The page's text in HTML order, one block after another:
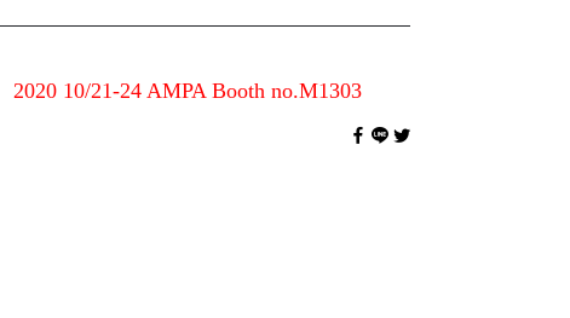
2020 10/21-24 AMPA Booth no.M1303